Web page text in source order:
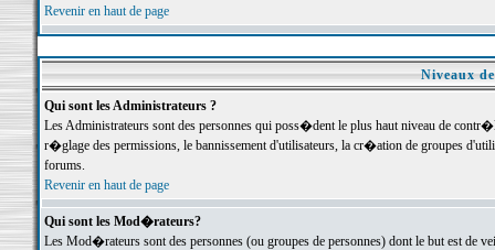
Revenir en haut de page
Niveaux
Qui sont les Administrateurs ?
Les Administrateurs sont des personnes qui poss�dent le plus haut niveau de
r�glage des permissions, le bannissement d'utilisateurs, la cr�ation de groupes
forums.
Revenir en haut de page
Qui sont les Mod�rateurs?
Les Mod�rateurs sont des personnes (ou groupes de personnes) dont le but est de